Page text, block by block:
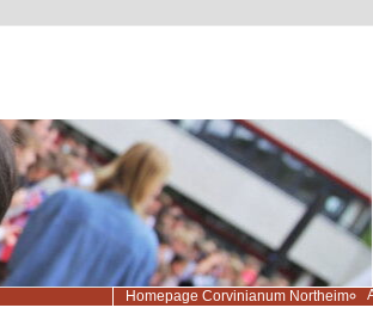
Homepage Corvinianum Northeim